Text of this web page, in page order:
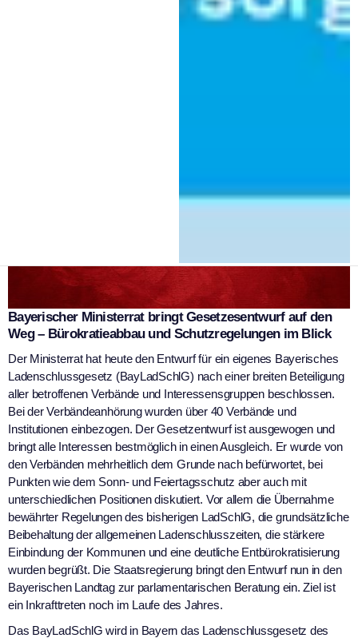
Entscheidungsspielraum für
Bayerischer Ministerrat bringt Gesetzesentwurf auf den
Weg – Bürokratieabbau und Schutzregelungen im Blick
Der Ministerrat hat heute den Entwurf für ein eigenes Bayerisches
Ladenschlussgesetz (BayLadSchlG) nach einer breiten Beteiligung
aller betroffenen Verbände und Interessensgruppen beschlossen.
Bei der Verbändeanhörung wurden über 40 Verbände und
Institutionen einbezogen. Der Gesetzentwurf ist ausgewogen und
bringt alle Interessen bestmöglich in einen Ausgleich. Er wurde von
den Verbänden mehrheitlich dem Grunde nach befürwortet, bei
Punkten wie dem Sonn- und Feiertagsschutz aber auch mit
unterschiedlichen Positionen diskutiert. Vor allem die Übernahme
bewährter Regelungen des bisherigen LadSchlG, die grundsätzliche
Beibehaltung der allgemeinen Ladenschlusszeiten, die stärkere
Einbindung der Kommunen und eine deutliche Entbürokratisierung
wurden begrüßt. Die Staatsregierung bringt den Entwurf nun in den
Bayerischen Landtag zur parlamentarischen Beratung ein. Ziel ist
ein Inkrafttreten noch im Laufe des Jahres.
Das BayLadSchlG wird in Bayern das Ladenschlussgesetz des